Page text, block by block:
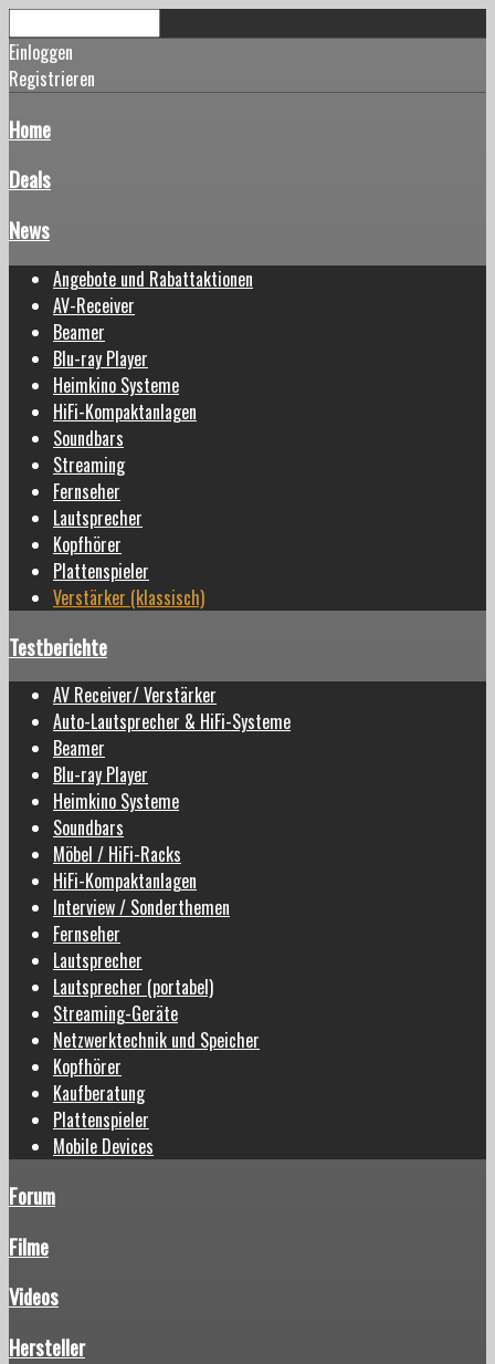
Einloggen
Registrieren
Home
Deals
News
Angebote und Rabattaktionen
AV-Receiver
Beamer
Blu-ray Player
Heimkino Systeme
HiFi-Kompaktanlagen
Soundbars
Streaming
Fernseher
Lautsprecher
Kopfhörer
Plattenspieler
Verstärker (klassisch)
Testberichte
AV Receiver/ Verstärker
Auto-Lautsprecher & HiFi-Systeme
Beamer
Blu-ray Player
Heimkino Systeme
Soundbars
Möbel / HiFi-Racks
HiFi-Kompaktanlagen
Interview / Sonderthemen
Fernseher
Lautsprecher
Lautsprecher (portabel)
Streaming-Geräte
Netzwerktechnik und Speicher
Kopfhörer
Kaufberatung
Plattenspieler
Mobile Devices
Forum
Filme
Videos
Hersteller